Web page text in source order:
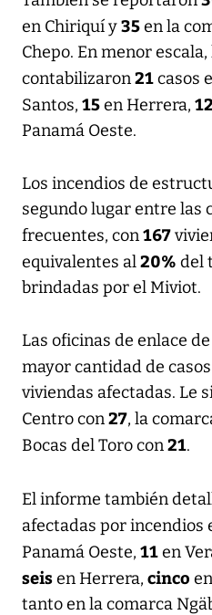
en Chiriquí y35en la
Chepo. En menor
contabilizaron21casos
Santos, 15en Herrera, 12
Panamá Oeste.
Los incendios de
segundo lugar entre las
frecuentes, con167
equivalentes al20% del
brindadas por el Miviot.
Las oficinas de enlace
mayor cantidad de
viviendas afectadas. Le
Centro con27, la
Bocas del Toro con21.
El informe también
afectadas por incendios
Panamá Oeste, 11en
seisen Herrera, cinco
tanto en la comarca